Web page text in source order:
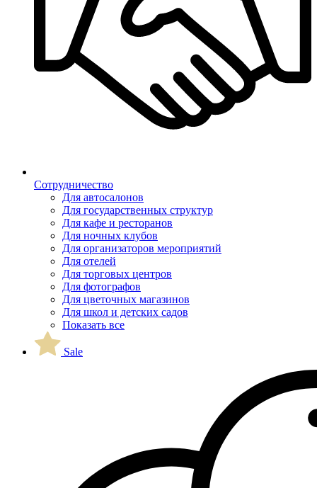
Сотрудничество
Для автосалонов
Для государственных структур
Для кафе и ресторанов
Для ночных клубов
Для организаторов мероприятий
Для отелей
Для торговых центров
Для фотографов
Для цветочных магазинов
Для школ и детских садов
Показать все
Sale